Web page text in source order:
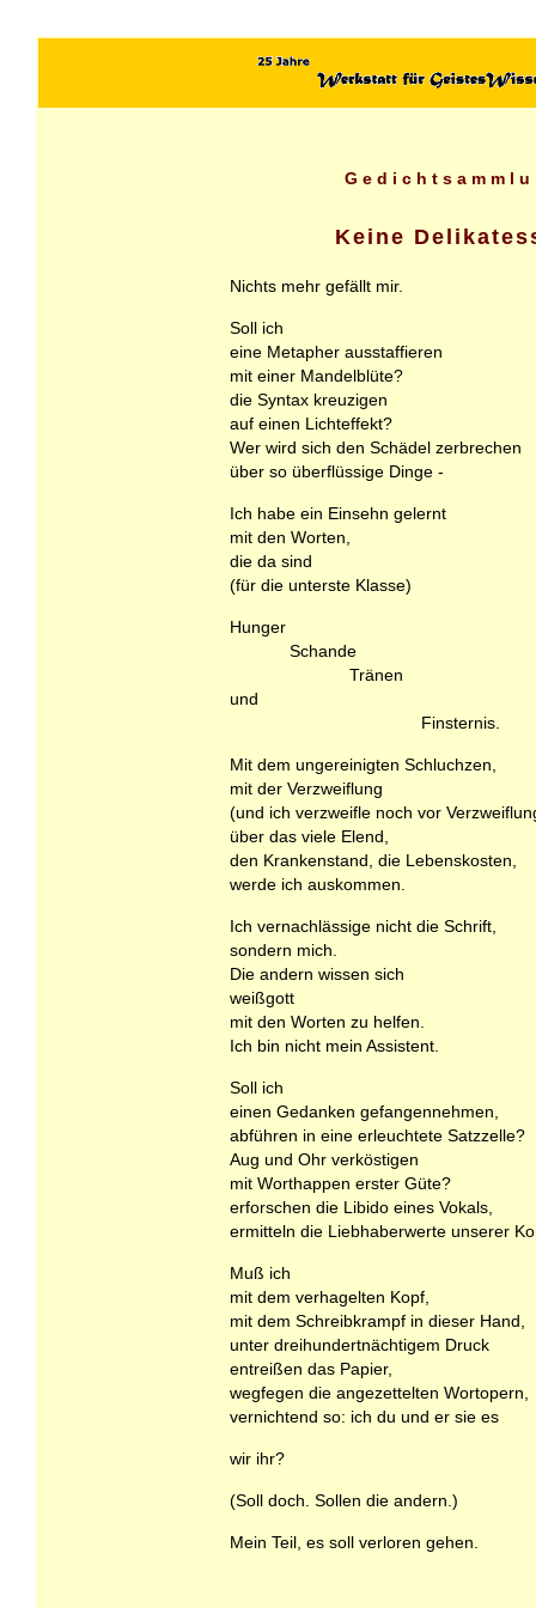
Keine
Nichts mehr gefällt mir.
Soll ich
eine Metapher ausstaffieren
mit einer Mandelblüte?
die Syntax kreuzigen
auf einen Lichteffekt?
Wer wird sich den Schädel zerbrechen
über so überflüssige Dinge -
Ich habe ein Einsehn gelernt
mit den Worten,
die da sind
(für die unterste Klasse)
Hunger
Schande
Tränen
und
Finsternis.
Mit dem ungereinigten Schluchzen,
mit der Verzweiflung
(und ich verzweifle noch vor
über das viele Elend,
den Krankenstand, die Lebenskosten,
werde ich auskommen.
Ich vernachlässige nicht die Schrift,
sondern mich.
Die andern wissen sich
weißgott
mit den Worten zu helfen.
Ich bin nicht mein Assistent.
Soll ich
einen Gedanken gefangennehmen,
abführen in eine erleuchtete Satzzelle?
Aug und Ohr verköstigen
mit Worthappen erster Güte?
erforschen die Libido eines Vokals,
ermitteln die Liebhaberwerte unserer
Muß ich
mit dem verhagelten Kopf,
mit dem Schreibkrampf in dieser Hand,
unter dreihundertnächtigem Druck
entreißen das Papier,
wegfegen die angezettelten Wortopern,
vernichtend so: ich du und er sie es
wir ihr?
(Soll doch. Sollen die andern.)
Mein Teil, es soll verloren gehen.